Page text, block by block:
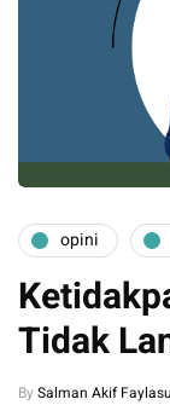
opini
Tidak
By Salman Akif